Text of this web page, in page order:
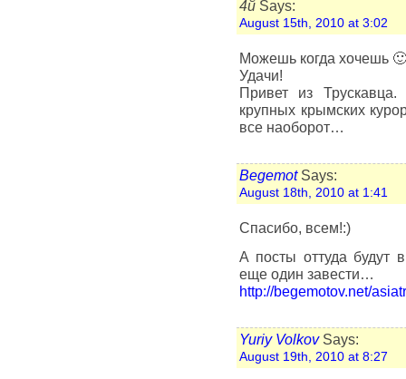
4й Says:
August 15th, 2010 at 3:02
Можешь когда хочешь 🙂
Удачи!
Привет из
крупных крымских
все наоборот…
BegemotSays:
August 18th, 2010 at 1:41
Спасибо, всем!:)
А посты оттуда будут
еще один завести…
http://begemotov.net/
Yuriy VolkovSays:
August 19th, 2010 at 8:27